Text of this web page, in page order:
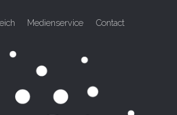
Medienservice Contact